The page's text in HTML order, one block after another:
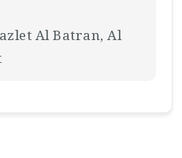
Al Batran, Al